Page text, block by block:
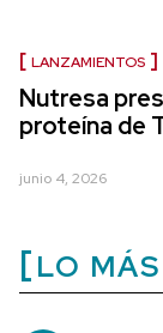
LANZAMIENTOS
Nutresa
proteína de
junio 4, 2026
LO MÁS